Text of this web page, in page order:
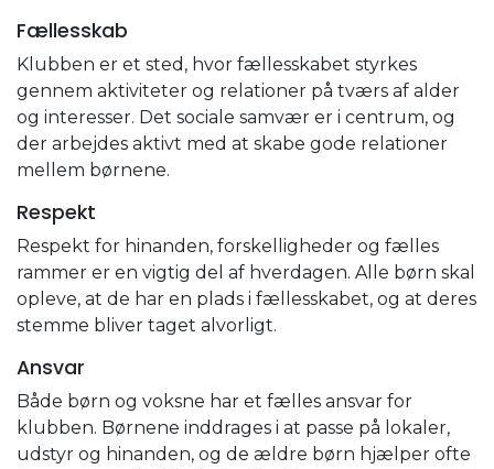
Fællesskab
Klubben er et sted, hvor fællesskabet styrkes
gennem aktiviteter og relationer på tværs af alder
og interesser. Det sociale samvær er i centrum, og
der arbejdes aktivt med at skabe gode relationer
mellem børnene.
Respekt
Respekt for hinanden, forskelligheder og fælles
rammer er en vigtig del af hverdagen. Alle børn skal
opleve, at de har en plads i fællesskabet, og at deres
stemme bliver taget alvorligt.
Ansvar
Både børn og voksne har et fælles ansvar for
klubben. Børnene inddrages i at passe på lokaler,
udstyr og hinanden, og de ældre børn hjælper ofte